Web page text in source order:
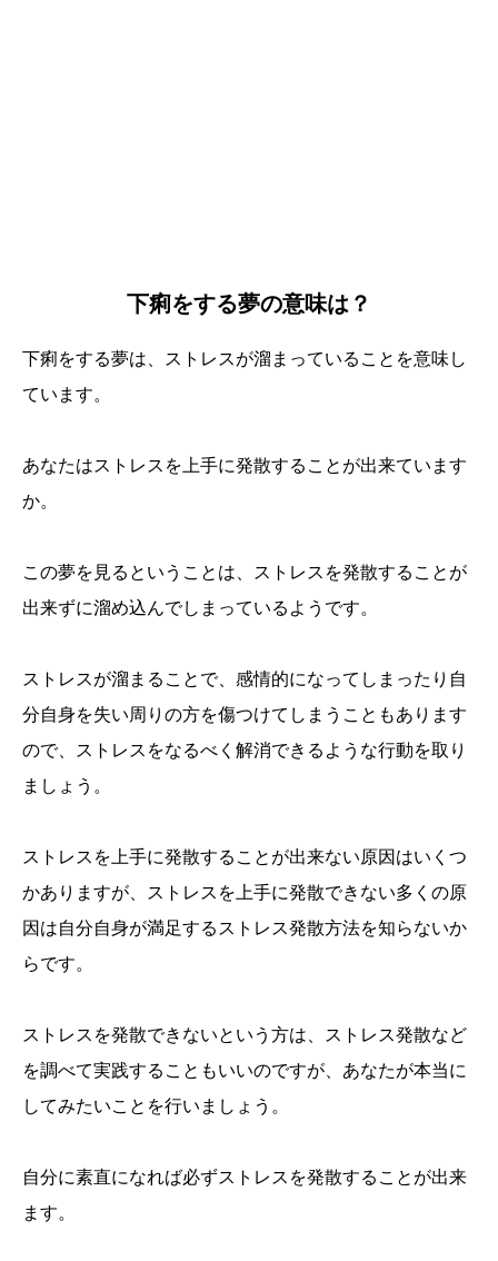
下痢をする夢の意味は？
下痢をする夢は、ストレスが溜まっていることを意味し
ています。
あなたはストレスを上手に発散することが出来ています
か。
この夢を見るということは、ストレスを発散することが
出来ずに溜め込んでしまっているようです。
ストレスが溜まることで、感情的になってしまったり自
分自身を失い周りの方を傷つけてしまうこともあります
ので、ストレスをなるべく解消できるような行動を取り
ましょう。
ストレスを上手に発散することが出来ない原因はいくつ
かありますが、ストレスを上手に発散できない多くの原
因は自分自身が満足するストレス発散方法を知らないか
らです。
ストレスを発散できないという方は、ストレス発散など
を調べて実践することもいいのですが、あなたが本当に
してみたいことを行いましょう。
自分に素直になれば必ずストレスを発散することが出来
ます。